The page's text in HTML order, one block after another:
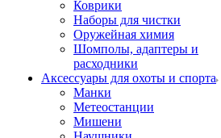
Коврики
Наборы для чистки
Оружейная химия
Шомполы, адаптеры и
расходники
Аксессуары для охоты и спорта
Манки
Метеостанции
Мишени